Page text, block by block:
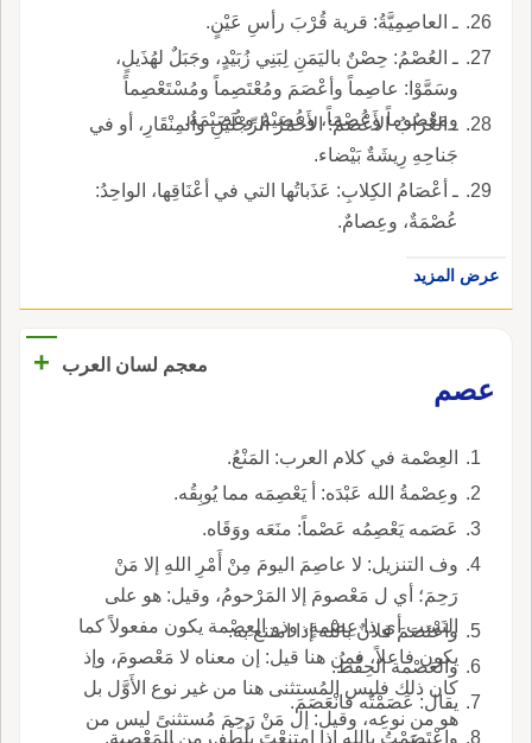
ـ العاصِمِيَّةُ: قرية قُرْبَ رأسِ عَيْنٍ.
ـ العُصْمُ: حِصْنٌ باليَمَنِ لِبَنِي زُبَيْدٍ، وجَبَلٌ لهُذَيلٍ،
وسَمَّوْا: عاصِماً وأعْصَمَ ومُعْتَصِماً ومُسْتَعْصِماً
ومَعْصُوماً وعُصْمَاً، وعُصَيْمٌ وعُصَيْمَةُ.
ـ الغُرَابُ الأَعْصَمُ: الأَحْمَرُ الرِّجْلَيْنِ والمِنْقَارِ، أو في
جَناحِهِ رِيشَةٌ بَيْضاء.
ـ أعْصَامُ الكِلابِ: عَذَباتُها التي في أعْنَاقِها، الواحِدُ:
عُصْمَةٌ، وعِصامٌ.
عرض المزيد
معجم لسان العرب
+
عصم
العِصْمة في كلام العرب: المَنْعُ.
وعِصْمةُ الله عَبْدَه: أ يَعْصِمَه مما يُوبِقُه.
عَصَمه يَعْصِمُه عَصْماً: منَعَه ووَقَاه.
وف التنزيل: لا عاصِمَ اليومَ مِنْ أَمْرِ اللهِ إلا مَنْ
رَحِمَ؛ أي ل مَعْصومَ إلا المَرْحومُ، وقيل: هو على
النَسب أي ذا عِصْمةٍ، وذو العِصْمة يكون مفعولاً كما
يكون فاعلاً، فمِن هنا قيل: إن معناه لا مَعْصومَ، وإذ
كان ذلك فليس المُستثنى هنا من غير نوع الأَوَّل بل
هو من نوعِه، وقيل: إل مَنْ رَحِمَ مُستثنىً ليس من
واعْتَصَمَ فلانٌ بالله إذا امتنع به.
والعَصْمة الحِفْطُ.
يقال: عَصَمْتُه فانْعَصَمَ.
واعْتَصَمْتُ بالله إذا امتنعْتَ بلُطْفِ من المَعْصِية.